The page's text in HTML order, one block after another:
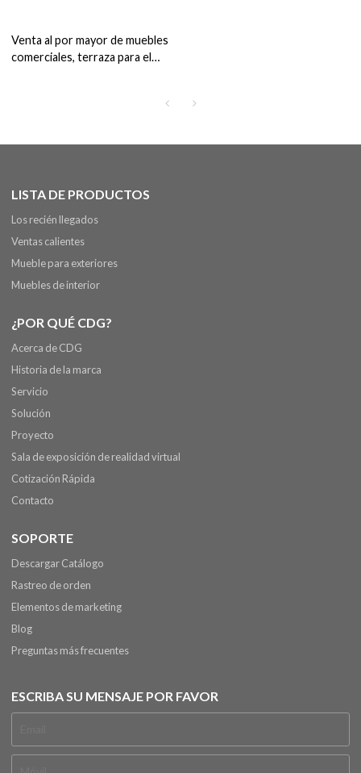
Venta al por mayor de muebles
comerciales, terraza para el
LISTA DE PRODUCTOS
Los recién llegados
Ventas calientes
Mueble para exteriores
Muebles de interior
¿POR QUÉ CDG?
Acerca de CDG
Historia de la marca
Servicio
Solución
Proyecto
Sala de exposición de realidad virtual
Cotización Rápida
Contacto
SOPORTE
Descargar Catálogo
Rastreo de orden
Elementos de marketing
Blog
Preguntas más frecuentes
ESCRIBA SU MENSAJE POR FAVOR